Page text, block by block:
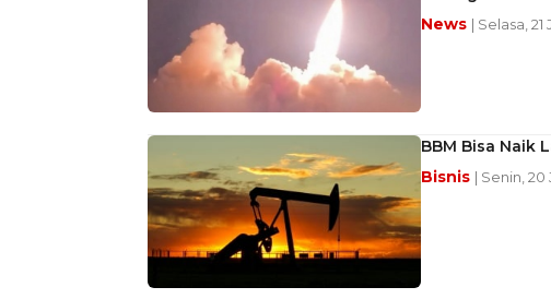
News | Selasa,
BBM Bisa Naik
Bisnis | Senin, 20